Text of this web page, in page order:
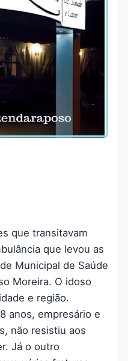
que transitavam
que levou as
Municipal de Saúde
Moreira. O idoso
e região.
anos, empresário e
não resistiu aos
Já o outro